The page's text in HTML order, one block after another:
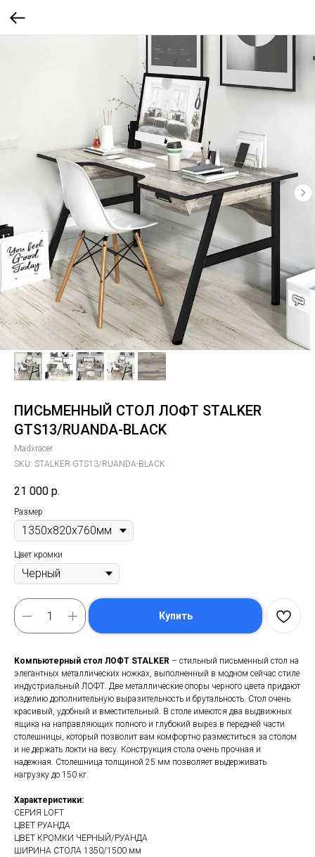
ПИСЬМЕННЫЙ СТОЛ ЛОФТ STALKER
GTS13/RUANDA-BLACK
Madxracer
SKU: STALKER GTS13/RUANDA-BLACK
21 000 р.
Размер
Цвет кромки
Купить
Компьютерный стол ЛОФТ STALKER – стильный письменный стол на
элегантных металлических ножках, выполненный в модном сейчас стиле
индустриальный ЛОФТ. Две металлические опоры черного цвета придают
изделию дополнительную выразительность и брутальность. Стол очень
красивый, удобный и вместительный. В столе имеются два выдвижных
ящика на направляющих полного и глубокий вырез в передней части
столешницы, который позволит вам комфортно разместиться за столом
и не держать локти на весу. Конструкция стола очень прочная и
надежная. Столешница толщиной 25 мм позволяет выдерживать
нагрузку до 150 кг.
Характеристики:
СЕРИЯ LOFT
ЦВЕТ РУАНДА
ЦВЕТ КРОМКИ ЧЕРНЫЙ/РУАНДА
ШИРИНА СТОЛА 1350/1500 мм